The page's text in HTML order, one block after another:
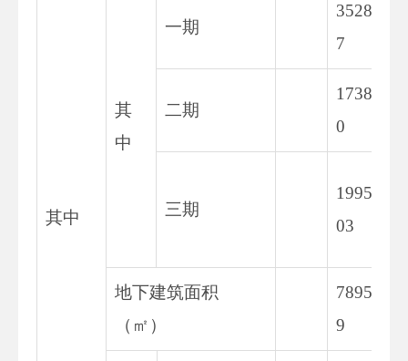
其中
其
中
一期
3528.7
7
二期
1738.9
0
三期
19954.
03
地下建筑面积
（㎡）
7895.4
9